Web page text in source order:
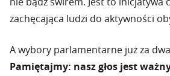
zachęcająca ludzi do aktywności
A wybory parlamentarne już za
Pamiętajmy: nasz głos jest